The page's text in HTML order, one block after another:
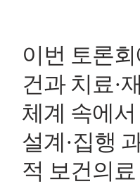
이번 토론
건과 치료·
체계 속에
설계 ·집행
적 보건의